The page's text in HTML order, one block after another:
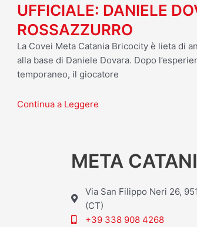
UFFICIALE: DANIELE
ROSSAZZURRO
La Covei Meta Catania Bricocity è lieta di
alla base di Daniele Dovara. Dopo
temporaneo, il giocatore
Continua a Leggere
META
Via San Filippo Neri 26,
(CT)
+39 338 908 4268